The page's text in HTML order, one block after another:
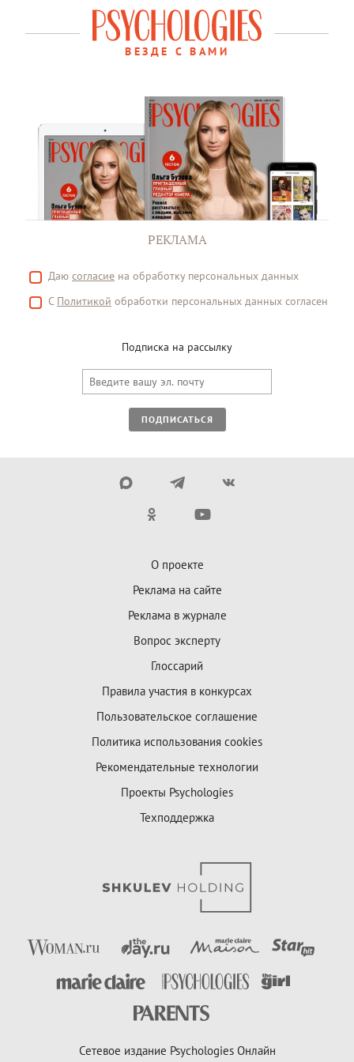
ВЕЗДЕ С ВАМИ
РЕКЛАМА
Даю согласие на обработку персональных данных
С Политикой обработки персональных данных согласен
Подписка на рассылку
ПОДПИСАТЬСЯ
О проекте
Реклама на сайте
Реклама в журнале
Вопрос эксперту
Глоссарий
Правила участия в конкурсах
Пользовательское соглашение
Политика использования cookies
Рекомендательные технологии
Проекты Psychologies
Техподдержка
Сетевое издание Psychologies Онлайн